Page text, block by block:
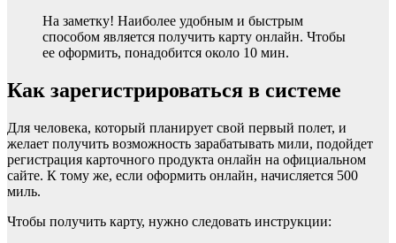
На заметку! Наиболее удобным и быстрым
способом является получить карту онлайн. Чтобы
ее оформить, понадобится около 10 мин.
Как зарегистрироваться в системе
Для человека, который планирует свой первый полет, и
желает получить возможность зарабатывать мили, подойдет
регистрация карточного продукта онлайн на официальном
сайте. К тому же, если оформить онлайн, начисляется 500
миль.
Чтобы получить карту, нужно следовать инструкции: